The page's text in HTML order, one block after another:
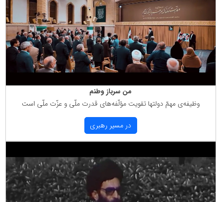
من سرباز وطنم
وظیفه‌ی مهمّ دولتها تقویت مؤلّفه‌های قدرت ملّی و عزّت ملّی است
در مسیر رهبری